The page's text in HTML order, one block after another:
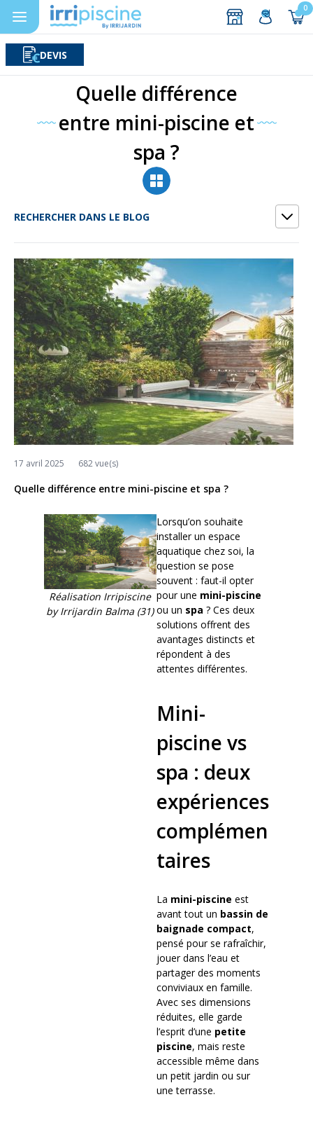
0
DEVIS
Quelle différence
entre mini-piscine et
spa ?
RECHERCHER DANS LE BLOG
17 avril 2025 682 vue(s)
Quelle différence entre mini-piscine et spa ?
Réalisation Irripiscine
by Irrijardin Balma (31)
Lorsqu’on souhaite
installer un espace
aquatique chez soi, la
question se pose
souvent : faut-il opter
pour une mini-piscine
ou un spa ? Ces deux
solutions offrent des
avantages distincts et
répondent à des
attentes différentes.
Mini-
piscine vs
spa : deux
expériences
complémen
taires
La mini-piscine est
avant tout un bassin de
baignade compact,
pensé pour se rafraîchir,
jouer dans l’eau et
partager des moments
conviviaux en famille.
Avec ses dimensions
réduites, elle garde
l’esprit d’une petite
piscine, mais reste
accessible même dans
un petit jardin ou sur
une terrasse.